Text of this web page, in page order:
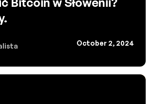
October 2, 2024